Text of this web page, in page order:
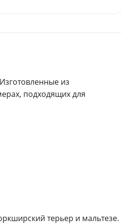
из
подходящих для
терьер и мальтезе.